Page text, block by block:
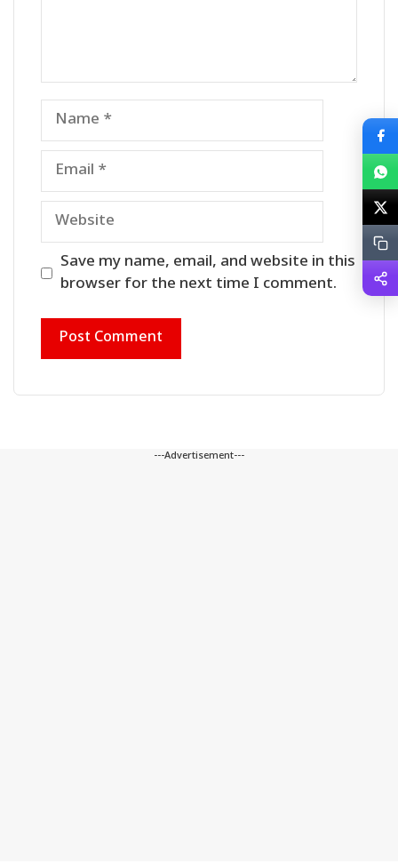
Name
Email
Website
Save my name, email, and website in this
browser for the next time I comment.
---Advertisement---